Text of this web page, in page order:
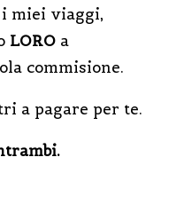
miei viaggi,
LOROa
commisione.
a pagare per te.